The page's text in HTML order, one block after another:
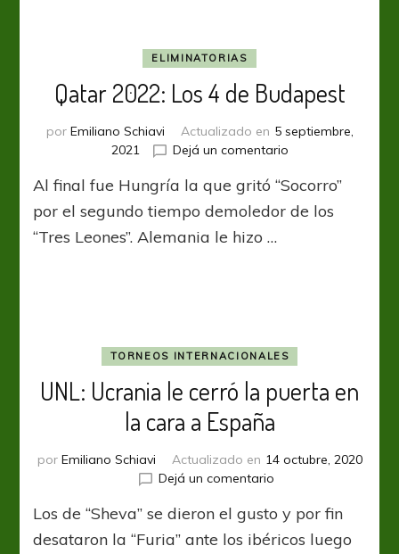
ELIMINATORIAS
Qatar 2022: Los 4 de Budapest
por Emiliano Schiavi Actualizado en 5 septiembre,
2021
Dejá un comentarioen
2022:
Los
Al final fue Hungría la que gritó “Socorro”
por el segundo tiempo demoledor de los
“Tres Leones”. Alemania le hizo …
TORNEOS INTERNACIONALES
UNL: Ucrania le cerró la puerta en
la cara a España
por Emiliano Schiavi Actualizado en 14 octubre, 2020
Dejá un comentarioen
Ucrania
le
Los de “Sheva” se dieron el gusto y por fin
desataron la “Furia” ante los ibéricos luego